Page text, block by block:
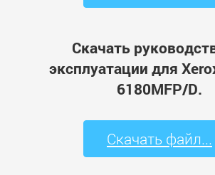
Скачать
эксплуатации для
6180MFP/D.
Скачать файл...